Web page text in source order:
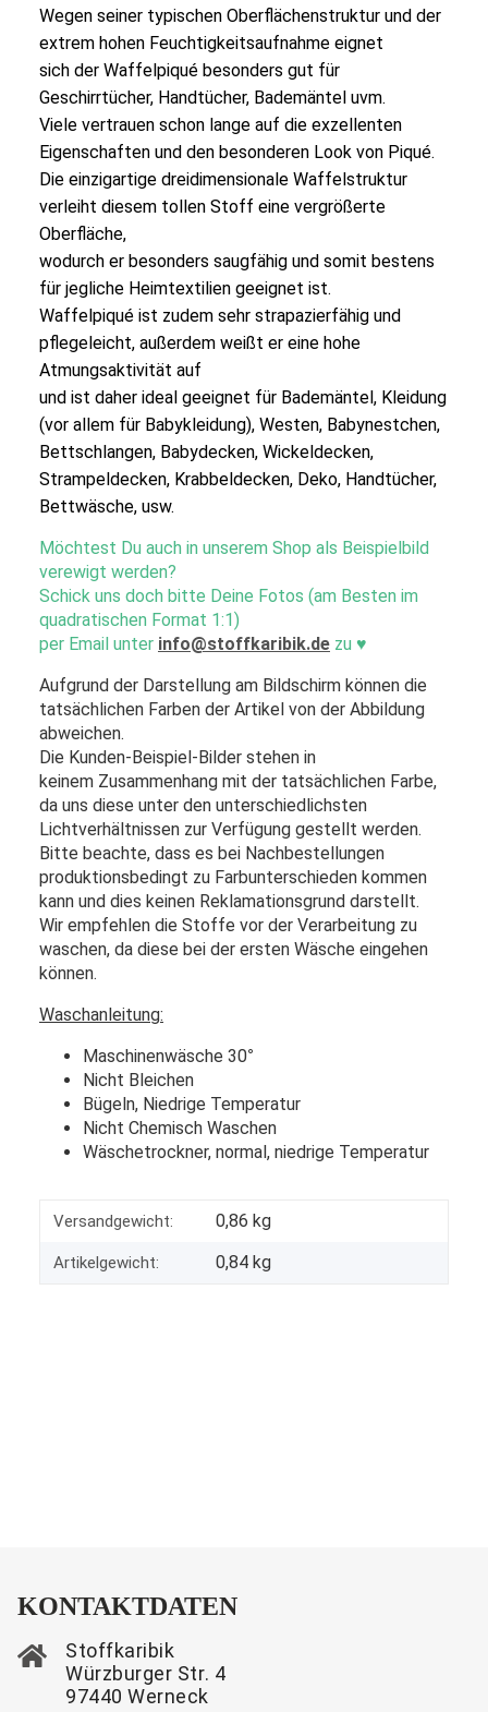
Wegen seiner typischen Oberflächenstruktur und der
extrem hohen Feuchtigkeitsaufnahme eignet
sich der Waffelpiqué besonders gut für
Geschirrtücher, Handtücher, Bademäntel uvm.
Viele vertrauen schon lange auf die exzellenten
Eigenschaften und den besonderen Look von Piqué.
Die einzigartige dreidimensionale Waffelstruktur
verleiht diesem tollen Stoff eine vergrößerte
Oberfläche,
wodurch er besonders saugfähig und somit bestens
für jegliche Heimtextilien geeignet ist.
Waffelpiqué ist zudem sehr strapazierfähig und
pflegeleicht, außerdem weißt er eine hohe
Atmungsaktivität auf
und ist daher ideal geeignet für Bademäntel, Kleidung
(vor allem für Babykleidung), Westen, Babynestchen,
Bettschlangen, Babydecken, Wickeldecken,
Strampeldecken, Krabbeldecken, Deko, Handtücher,
Bettwäsche, usw.
Möchtest Du auch in unserem Shop als Beispielbild
verewigt werden?
Schick uns doch bitte Deine Fotos (am Besten im
quadratischen Format 1:1)
per Email unter info@stoffkaribik.de zu ♥
Aufgrund der Darstellung am Bildschirm können die
tatsächlichen Farben der Artikel von der Abbildung
abweichen.
Die Kunden-Beispiel-Bilder stehen in
keinem Zusammenhang mit der tatsächlichen Farbe,
da uns diese unter den unterschiedlichsten
Lichtverhältnissen zur Verfügung gestellt werden.
Bitte beachte, dass es bei Nachbestellungen
produktionsbedingt zu Farbunterschieden kommen
kann und dies keinen Reklamationsgrund darstellt.
Wir empfehlen die Stoffe vor der Verarbeitung zu
waschen, da diese bei der ersten Wäsche eingehen
können.
Waschanleitung:
Maschinenwäsche 30°
Nicht Bleichen
Bügeln, Niedrige Temperatur
Nicht Chemisch Waschen
Wäschetrockner, normal, niedrige Temperatur
Versandgewicht: 0,86 kg
Artikelgewicht: 0,84 kg
KONTAKTDATEN
Stoffkaribik
Würzburger Str. 4
97440 Werneck